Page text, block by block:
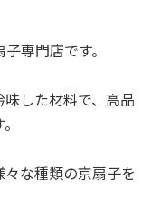
専門店です。
した材料で、高品
な種類の京扇子を